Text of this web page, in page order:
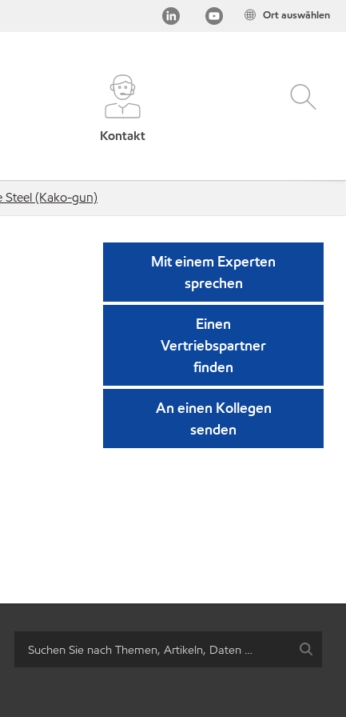
Ort auswählen
Kontakt
(Kako-gun)
Mit einem Experten
sprechen
Einen
Vertriebspartner
finden
An einen Kollegen
senden